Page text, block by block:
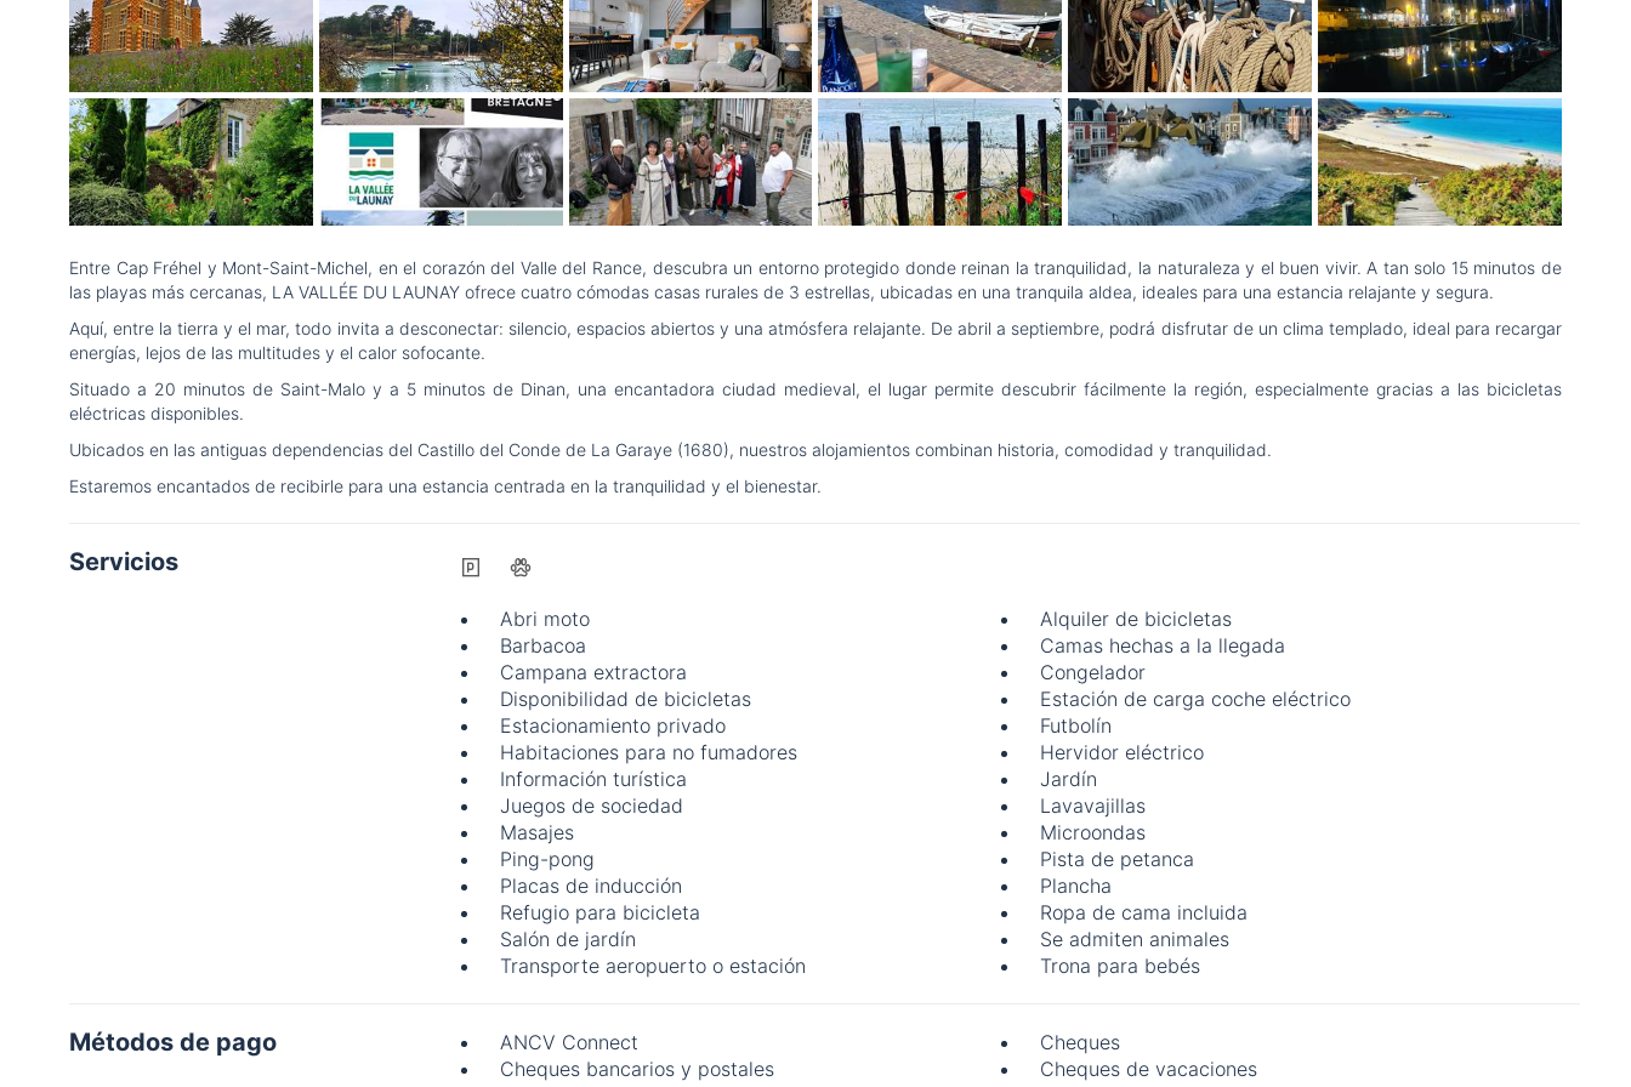
Entre Cap Fréhel y Mont-Saint-Michel, en el corazón del Valle del Rance, descubra un entorno protegido donde reinan la tranquilidad, la naturaleza y el buen vivir. A tan solo 15 minutos de
las playas más cercanas, LA VALLÉE DU LAUNAY ofrece cuatro cómodas casas rurales de 3 estrellas, ubicadas en una tranquila aldea, ideales para una estancia relajante y segura.
Aquí, entre la tierra y el mar, todo invita a desconectar: silencio, espacios abiertos y una atmósfera relajante. De abril a septiembre, podrá disfrutar de un clima templado, ideal para recargar
energías, lejos de las multitudes y el calor sofocante.
Situado a 20 minutos de Saint-Malo y a 5 minutos de Dinan, una encantadora ciudad medieval, el lugar permite descubrir fácilmente la región, especialmente gracias a las bicicletas
eléctricas disponibles.
Ubicados en las antiguas dependencias del Castillo del Conde de La Garaye (1680), nuestros alojamientos combinan historia, comodidad y tranquilidad.
Estaremos encantados de recibirle para una estancia centrada en la tranquilidad y el bienestar.
Servicios
Abri moto
Alquiler de bicicletas
Barbacoa
Camas hechas a la llegada
Campana extractora
Congelador
Disponibilidad de bicicletas
Estación de carga coche eléctrico
Estacionamiento privado
Futbolín
Habitaciones para no fumadores
Hervidor eléctrico
Información turística
Jardín
Juegos de sociedad
Lavavajillas
Masajes
Microondas
Ping-pong
Pista de petanca
Placas de inducción
Plancha
Refugio para bicicleta
Ropa de cama incluida
Salón de jardín
Se admiten animales
Transporte aeropuerto o estación
Trona para bebés
Métodos de pago ANCV Connect
Cheques
Cheques bancarios y postales
Cheques de vacaciones